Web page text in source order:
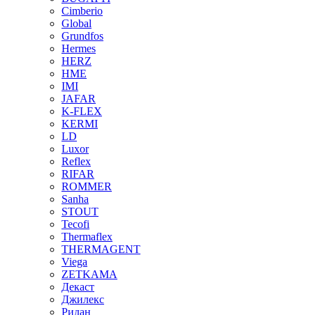
Cimberio
Global
Grundfos
Hermes
HERZ
HME
IMI
JAFAR
K-FLEX
KERMI
LD
Luxor
Reflex
RIFAR
ROMMER
Sanha
STOUT
Tecofi
Thermaflex
THERMAGENT
Viega
ZETKAMA
Декаст
Джилекс
Ридан